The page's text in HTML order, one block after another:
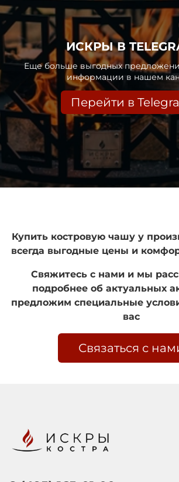
ИСКРЫ В
Еще больше выгодных
информации в нашем
Перейти в
Купить костровую чашу у
всегда выгодные цены и
Свяжитесь с нами и мы
подробнее об актуальных
предложим специальные
вас
Связаться с